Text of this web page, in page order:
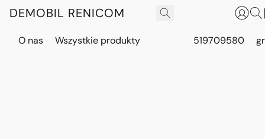
DEMOBIL RENICOM
O nas Wszystkie produkty 519709580